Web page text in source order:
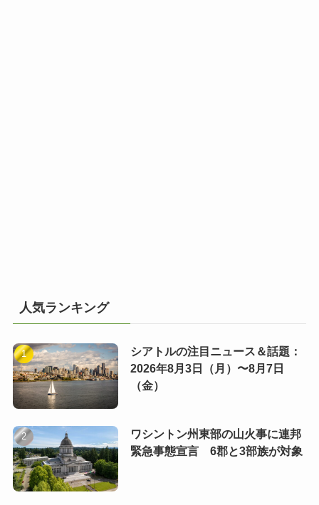
人気ランキング
シアトルの注目ニュース＆話題：
2026年8月3日（月）〜8月7日
（金）
ワシントン州東部の山火事に連邦
緊急事態宣言 6郡と3部族が対象